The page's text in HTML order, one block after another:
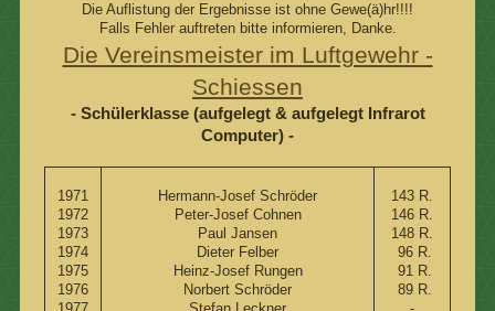
Die Auflistung der Ergebnisse ist ohne Gewe(ä)hr!!!!
Falls Fehler auftreten bitte informieren, Danke.
Die Vereinsmeister im Luftgewehr -
Schiessen
- Schülerklasse (aufgelegt & aufgelegt Infrarot
Computer) -
1971
1972
1973
1974
1975
1976
Hermann-Josef Schröder
Peter-Josef Cohnen
Paul Jansen
Dieter Felber
Heinz-Josef Rungen
Norbert Schröder
143 R.
146 R.
148 R.
96 R.
91 R.
89 R.